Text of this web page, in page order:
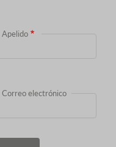
Apelido
Correo electrónico